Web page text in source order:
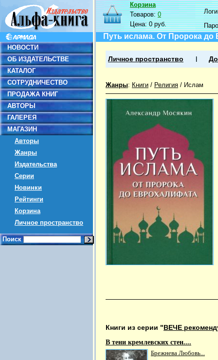
НОВОСТИ
ОБ ИЗДАТЕЛЬСТВЕ
КАТАЛОГ
СОТРУДНИЧЕСТВО
ПРОДАЖА КНИГ
АВТОРЫ
ГАЛЕРЕЯ
МАГАЗИН
Авторы
Жанры
Издательства
Серии
Новинки
Рейтинги
Корзина
Личное пространство
Поиск
Корзина
Товаров:0
Цена:0 руб.
Путь ислама. От Пророка до
Личное пространство
Жанры: Книги / Религия / Ислам
Книги из серии "ВЕЧЕ
В тени кремлевских стен....
Брежнева Любовь...